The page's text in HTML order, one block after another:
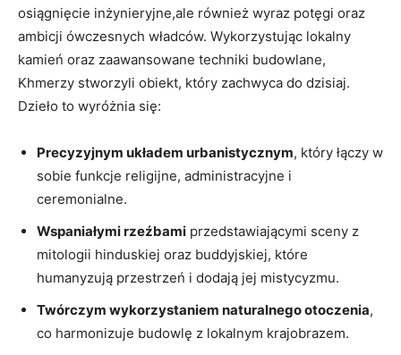
osiągnięcie inżynieryjne,ale również wyraz potęgi oraz
ambicji ówczesnych władców. Wykorzystując lokalny
kamień oraz zaawansowane techniki budowlane,
Khmerzy stworzyli obiekt, który zachwyca do dzisiaj.
Dzieło to wyróżnia się:
Precyzyjnym układem urbanistycznym, który łączy w
sobie funkcje religijne, administracyjne i
ceremonialne.
Wspaniałymi rzeźbami przedstawiającymi sceny z
mitologii hinduskiej oraz buddyjskiej, które
humanyzują przestrzeń i dodają jej mistycyzmu.
Twórczym wykorzystaniem naturalnego otoczenia,
co harmonizuje budowlę z lokalnym krajobrazem.